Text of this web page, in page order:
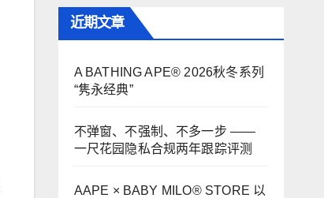
近期文章
A BATHING APE® 2026秋冬系列
“隽永经典”
不弹窗、不强制、不多一步 ——
一尺花园隐私合规两年跟踪评测
AAPE × BABY MILO® STORE 以